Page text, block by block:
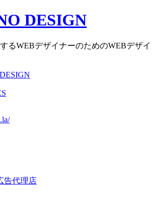
DESIGN
るWEBデザイナーのためのWEBデザイ
告代理店